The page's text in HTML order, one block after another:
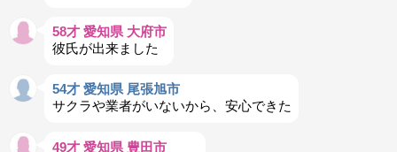
58才 愛知県 大府市
彼氏が出来ました
54才 愛知県 尾張旭市
サクラや業者がいないから、安心できた
49才 愛知県 豊田市